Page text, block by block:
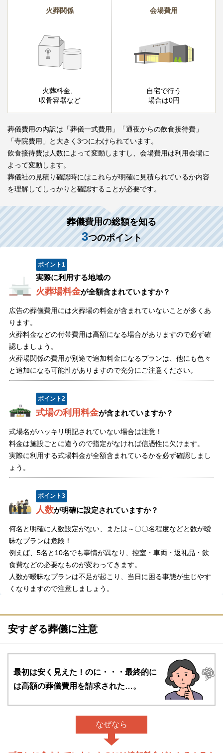
火葬関係
火葬料金、
収骨容器など
会場費用
自宅で行う
場合は0円
葬儀費用の内訳は「葬儀一式費用」「通夜からの飲食接待費」
「寺院費用」と大きく3つにわけられています。
飲食接待費は人数によって変動しますし、会場費用は利用会場に
よって変動します。
葬儀社の見積り確認時にはこれらが明確に見積られているか内容
を理解してしっかりと確認することが必要です。
葬儀費用の総額を知る
3つのポイント
ポイント1
実際に利用する地域の
火葬場料金が全額含まれていますか？
広告の葬儀費用には火葬場の料金が含まれていないことが多くあ
ります。
火葬料金などの付帯費用は高額になる場合がありますので必ず確
認しましょう。
火葬場関係の費用が別途で追加料金になるプランは、他にも色々
と追加になる可能性がありますので充分にご注意ください。
ポイント2
式場の利用料金が含まれていますか？
式場名がハッキリ明記されていない場合は注意！
料金は施設ごとに違うので指定がなければ信憑性に欠けます。
実際に利用する式場料金が全額含まれているかを必ず確認しまし
ょう。
ポイント3
人数が明確に設定されていますか？
何名と明確に人数設定がない、または～〇〇名程度などと数が曖
昧なプランは危険！
例えば、5名と10名でも事情が異なり、控室・車両・返礼品・飲
食費などの必要なものが変わってきます。
人数が曖昧なプランは不足が起こり、当日に困る事態が生じやす
くなりますので注意しましょう。
安すぎる葬儀に注意
最初は安く見えた！のに・・・ 最終的に
は高額の葬儀費用を請求された…。
なぜなら